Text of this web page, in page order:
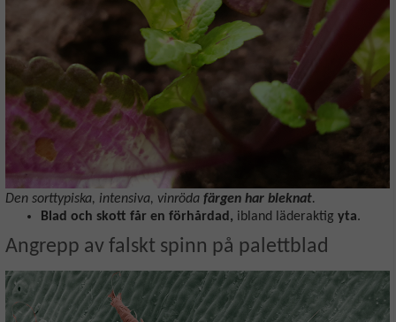
Den sorttypiska, intensiva, vinröda färgen har bleknat.
Blad och skott får en förhårdad, ibland läderaktig yta.
Angrepp av falskt spinn på palettblad